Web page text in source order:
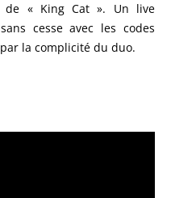
de « King Cat ». Un live
cesse avec les codes
la complicité du duo.